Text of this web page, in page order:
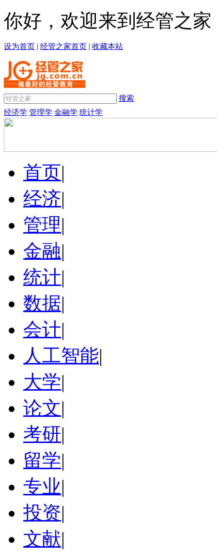
你好，欢迎来到经管之家
设为首页 | 经管之家首页 | 收藏本站
搜索
经济学 管理学 金融学 统计学
首页|
经济|
管理|
金融|
统计|
数据|
会计|
人工智能|
大学|
论文|
考研|
留学|
专业|
投资|
文献|